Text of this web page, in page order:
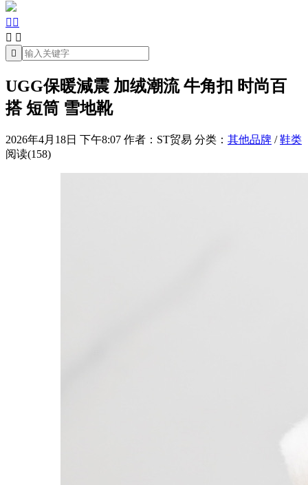
 
 

UGG保暖減震 加绒潮流 牛角扣 时尚百
搭 短筒 雪地靴
2026年4月18日 下午8:07 作者：ST贸易 分类： 其他品牌 /鞋类
阅读(158)